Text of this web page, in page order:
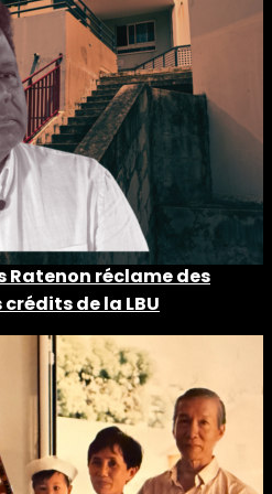
Ratenon réclame des
de la LBU